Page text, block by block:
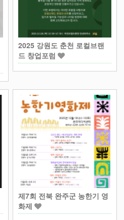
2025 강원도 춘천 로컬브랜
드 창업포럼
제7회 전북 완주군 농한기 영
화제